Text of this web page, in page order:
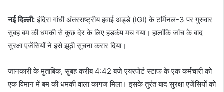
नई दिल्ली:इंदिरा गांधी अंतरराष्ट्रीय हवाई अड्डे (IGI) के टर्मिनल-3 पर गुरुवार
सुबह बम की धमकी से कुछ देर के लिए हड़कंप मच गया। हालांकि जांच के बाद
सुरक्षा एजेंसियों ने इसे झूठी सूचना करार दिया।
जानकारी के मुताबिक, सुबह करीब 4:42 बजे एयरपोर्ट स्टाफ के एक कर्मचारी को
एक विमान में बम की धमकी वाला कागज मिला। इसके तुरंत बाद सुरक्षा एजेंसियों को